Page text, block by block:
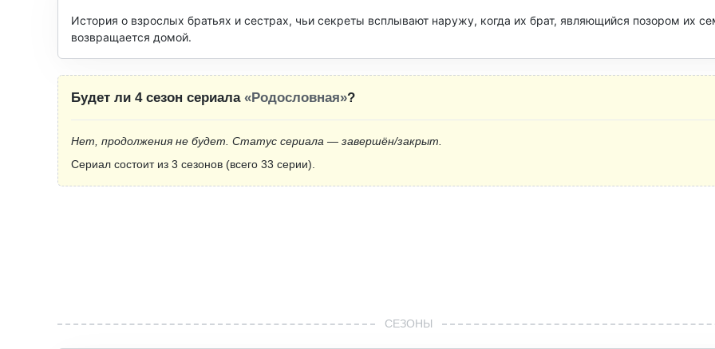
История о взрослых братьях и сестрах, чьи секреты всплывают наружу, когда их брат, являющийся позором их
возвращается домой.
Будет ли 4 сезон сериала «Родословная»?
Нет, продолжения не будет. Статус сериала — завершён/закрыт.
Сериал состоит из 3 сезонов (всего 33 серии).
СЕЗОНЫ